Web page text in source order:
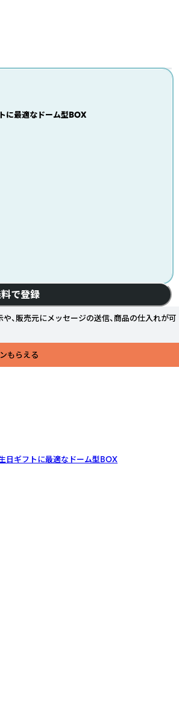
に最適なドーム型BOX
で登録
、販売元にメッセージの送信、商品の仕入れが可
もらえる
日ギフトに最適なドーム型BOX